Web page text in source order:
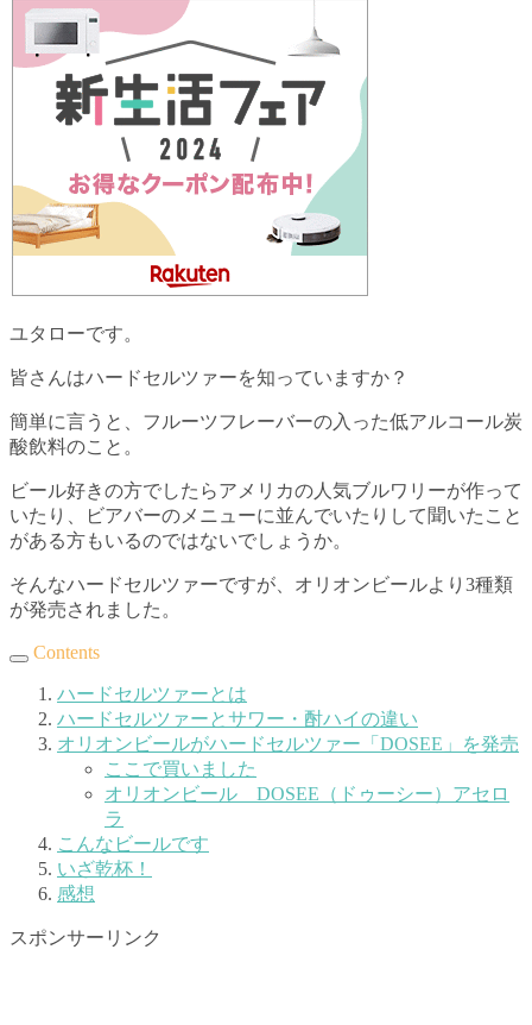
ユタローです。
皆さんはハードセルツァーを知っていますか？
簡単に言うと、フルーツフレーバーの入った低アルコール炭
酸飲料のこと。
ビール好きの方でしたらアメリカの人気ブルワリーが作って
いたり、ビアバーのメニューに並んでいたりして聞いたこと
がある方もいるのではないでしょうか。
そんなハードセルツァーですが、オリオンビールより3種類
が発売されました。
Contents
ハードセルツァーとは
ハードセルツァーとサワー・酎ハイの違い
オリオンビールがハードセルツァー「DOSEE」を発売
ここで買いました
オリオンビール DOSEE（ドゥーシー）アセロ
ラ
こんなビールです
いざ乾杯！
感想
スポンサーリンク